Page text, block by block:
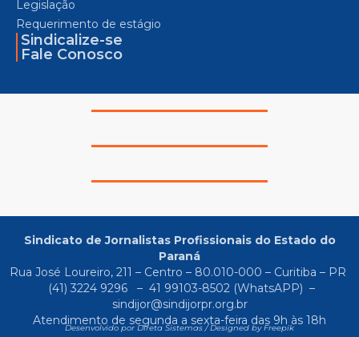
Legislação
Requerimento de estágio
Sindicalize-se
Fale Conosco
Sindicato de Jornalistas Profissionais do Estado do
Paraná
Rua José Loureiro, 211 – Centro – 80.010-000 – Curitiba – PR
(41) 3224 9296
– 41 99103-8502(WhatsAPP) –
sindijor@sindijorpr.org.br
Atendimento de segunda a sexta-feira das 9h às 18h
Desenvolvido por Direta Sistemas /Designed by Freepik